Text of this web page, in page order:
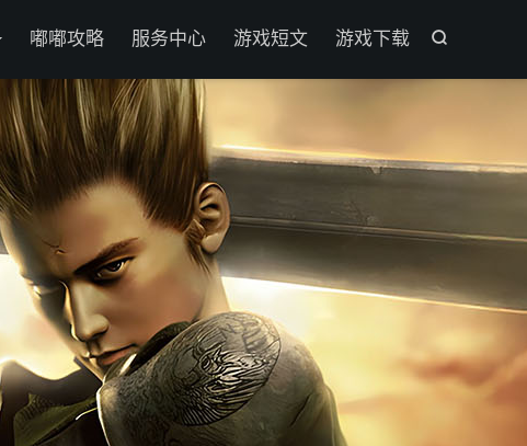

嘟嘟攻略 服务中心 游戏短文 游戏下载